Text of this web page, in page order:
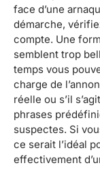
face d’une
démarche,
compte. Une
semblent trop
temps vous
charge de
réelle ou s’il
phrases
suspectes. Si
ce serait l’idéal
effectivement